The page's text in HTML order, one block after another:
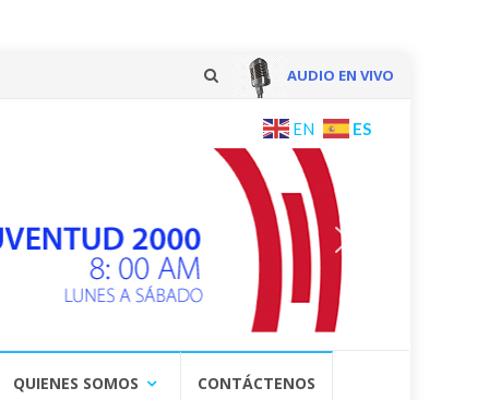
AUDIO EN VIVO
content
EN ES
QUIENES SOMOS CONTÁCTENOS